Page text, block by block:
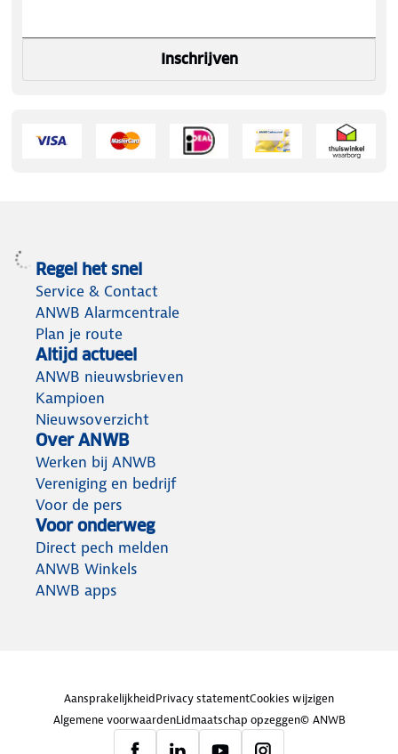
Inschrijven
Regel het snel
Service & Contact
ANWB Alarmcentrale
Plan je route
Altijd actueel
ANWB nieuwsbrieven
Kampioen
Nieuwsoverzicht
Over ANWB
Werken bij ANWB
Vereniging en bedrijf
Voor de pers
Voor onderweg
Direct pech melden
ANWB Winkels
ANWB apps
AansprakelijkheidPrivacy statementCookies wijzigen
Algemene voorwaardenLidmaatschap opzeggen© ANWB